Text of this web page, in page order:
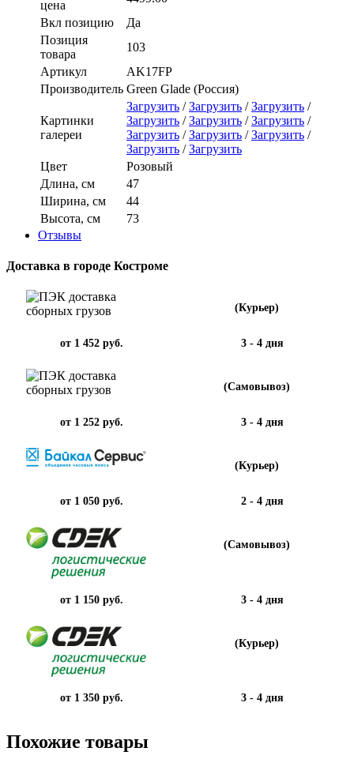
цена
Вкл позицию
Да
Позиция
товара
103
Артикул
AK17FP
Производитель Green Glade (Россия)
Картинки
галереи
Загрузить /Загрузить /Загрузить /
Загрузить /Загрузить /Загрузить /
Загрузить /Загрузить /Загрузить /
Загрузить /Загрузить
Цвет
Розовый
Длина, см
47
Ширина, см
44
Высота, см
73
Отзывы
Доставка в городе Костроме
(Курьер)
от 1 452 руб. 3 - 4 дня
(Самовывоз)
от 1 252 руб. 3 - 4 дня
(Курьер)
от 1 050 руб. 2 - 4 дня
(Самовывоз)
от 1 150 руб. 3 - 4 дня
(Курьер)
от 1 350 руб. 3 - 4 дня
Похожие товары